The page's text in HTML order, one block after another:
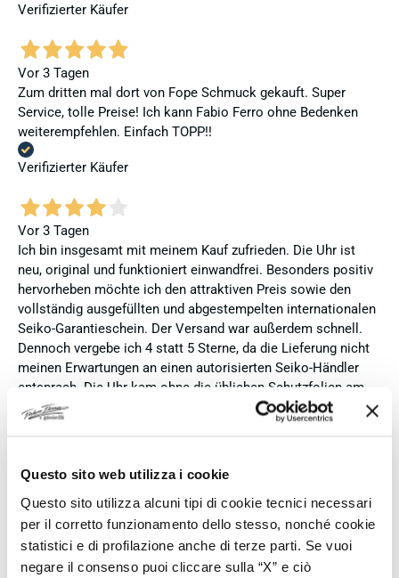
Questo sito web utilizza i cookie
Questo sito utilizza alcuni tipi di cookie tecnici necessari
per il corretto funzionamento dello stesso, nonché cookie
statistici e di profilazione anche di terze parti. Se vuoi
negare il consenso puoi cliccare sulla “X” e ciò
Verifizierter Käufer
Vor 3 Tagen
Zum dritten mal dort von Fope Schmuck gekauft. Super
Service, tolle Preise! Ich kann Fabio Ferro ohne Bedenken
weiterempfehlen. Einfach TOPP!!
Verifizierter Käufer
Vor 3 Tagen
Ich bin insgesamt mit meinem Kauf zufrieden. Die Uhr ist
neu, original und funktioniert einwandfrei. Besonders positiv
hervorheben möchte ich den attraktiven Preis sowie den
vollständig ausgefüllten und abgestempelten internationalen
Seiko-Garantieschein. Der Versand war außerdem schnell.
Dennoch vergebe ich 4 statt 5 Sterne, da die Lieferung nicht
meinen Erwartungen an einen autorisierten Seiko-Händler
entsprach. Die Uhr kam ohne die üblichen Schutzfolien am
Armband, die Originalverpackung entsprach nicht der
Verpackung, die ich von diesem Modell aus offiziellen
Uhrenkissen), und auch die Seiko-Hangtags mit
Modellinformationen fehlten. Die Uhr selbst ist in neuem
Zustand und weist keine Gebrauchsspuren auf. Dennoch
hätte ich bei einer hochwertigen Uhr dieser Preisklasse
erwartet, dass sie mit der vollständigen Originalpräsentation
geliefert wird. Insgesamt empfehle ich den Händler aufgrund